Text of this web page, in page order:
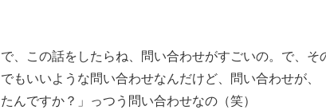
で、この話をしたらね、問い合わせがすごいの。で、そ
でもいいような問い合わせなんだけど、問い合わせが、
たんですか？」っつう問い合わせなの（笑）